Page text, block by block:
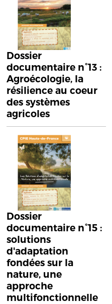
Dossier
documentaire n°13 :
Agroécologie, la
résilience au coeur
des systèmes
agricoles
Dossier
documentaire n°15 :
solutions
d'adaptation
fondées sur la
nature, une
approche
multifonctionnelle